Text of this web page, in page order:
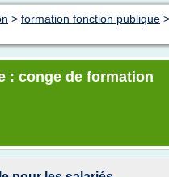
> formation fonction publique >
: conge de formation